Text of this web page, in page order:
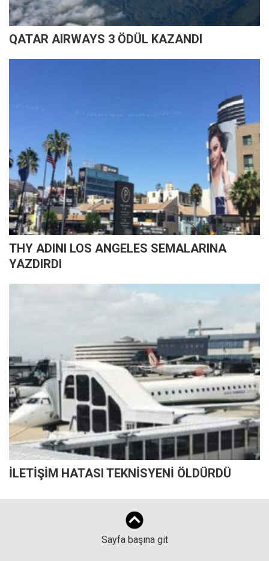
QATAR AIRWAYS 3 ÖDÜL KAZANDI
THY ADINI LOS ANGELES SEMALARINA
YAZDIRDI
İLETİŞİM HATASI TEKNİSYENİ ÖLDÜRDÜ
Sayfa başına git